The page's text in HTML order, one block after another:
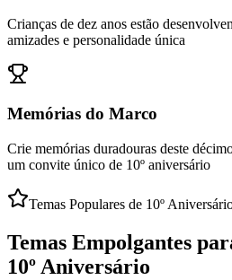
Crianças de dez anos estão
amizades e personalidade única
Memórias do Marco
Crie memórias duradouras deste
um convite único de 10º aniversário
Temas Populares de 10º
Temas Empolgantes
10º Aniversário